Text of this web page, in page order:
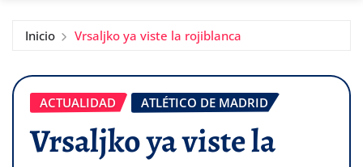
Inicio Vrsaljko ya viste la rojiblanca
ACTUALIDAD ATLÉTICO DE MADRID
Vrsaljko ya viste la